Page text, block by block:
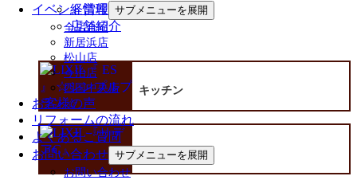
イベント情報 サブメニューを展開
全店合同
新居浜店
松山店
今治店
四国中央店
お客様の声
リフォームの流れ
よくあるご質問
お問い合わせ サブメニューを展開
お問い合わせ
経営理念
店舗紹介
キッチン
浴室